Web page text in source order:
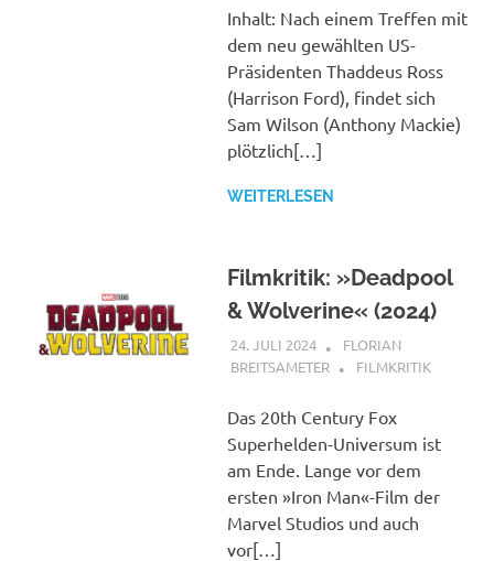
Inhalt: Nach einem Treffen mit
dem neu gewählten US-
Präsidenten Thaddeus Ross
(Harrison Ford), findet sich
Sam Wilson (Anthony Mackie)
plötzlich[…]
WEITERLESEN
Filmkritik: »Deadpool
& Wolverine« (2024)
24. JULI 2024
FLORIAN
BREITSAMETER
FILMKRITIK
Das 20th Century Fox
Superhelden-Universum ist
am Ende. Lange vor dem
ersten »Iron Man«-Film der
Marvel Studios und auch
vor[…]